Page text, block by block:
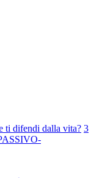
ti difendi dalla vita? 3